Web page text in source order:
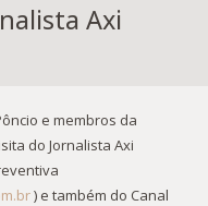
Axi
e membros da
do Jornalista Axi
) e também do Canal